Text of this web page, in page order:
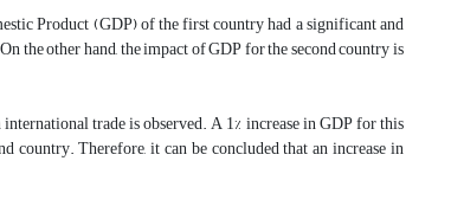
Product (GDP) of the first country had a significant and
the other hand, the impact of GDP for the second country is
trade is observed. A 1% increase in GDP for this
country. Therefore, it can be concluded that an increase in